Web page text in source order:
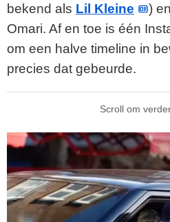
bekend als Lil Kleine
)
Omari. Af en toe is één
om een halve timeline in
precies dat gebeurde.
Scroll om